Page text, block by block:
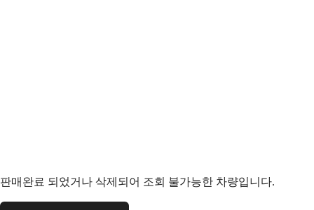
판매완료 되었거나 삭제되어 조회 불가능한 차량입니다.